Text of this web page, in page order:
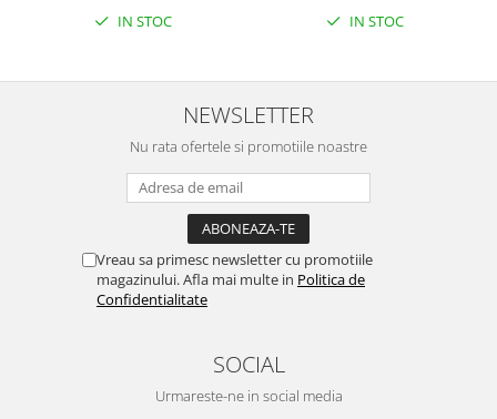
IN STOC IN STOC
NEWSLETTER
Nu rata ofertele si promotiile noastre
Vreau sa primesc newsletter cu promotiile
magazinului. Afla mai multe in Politica de
Confidentialitate
SOCIAL
Urmareste-ne in social media